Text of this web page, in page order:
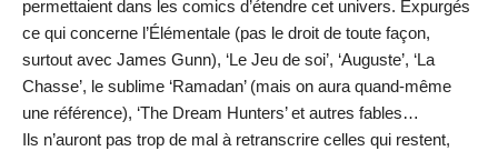
permettaient dans les comics d’étendre cet univers. Expurgés
ce qui concerne l’Élémentale (pas le droit de toute façon,
surtout avec James Gunn), ‘Le Jeu de soi’, ‘Auguste’, ‘La
Chasse’, le sublime ‘Ramadan’ (mais on aura quand-même
une référence), ‘The Dream Hunters’ et autres fables…
Ils n’auront pas trop de mal à retranscrire celles qui restent,